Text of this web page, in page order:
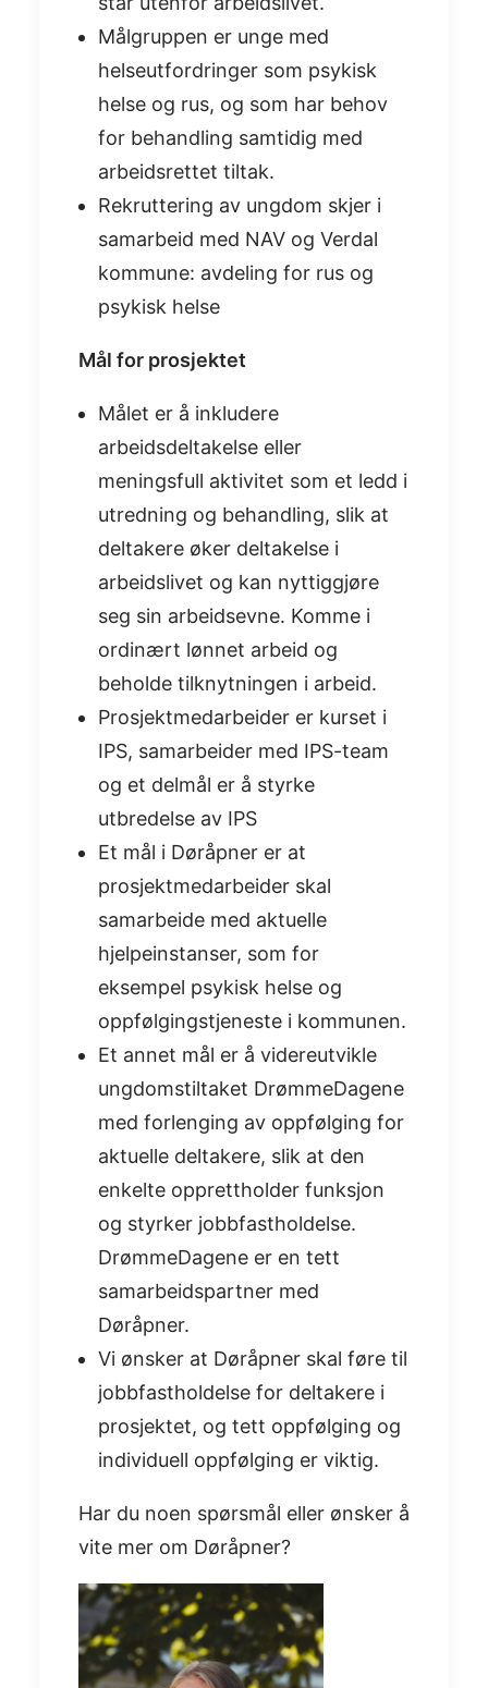
Målgruppen er unge med
helseutfordringer som psykisk
helse og rus, og som har behov
for behandling samtidig med
arbeidsrettet tiltak.
Rekruttering av ungdom skjer i
samarbeid med NAV og Verdal
kommune: avdeling for rus og
psykisk helse
Mål for prosjektet
Målet er å inkludere
arbeidsdeltakelse eller
meningsfull aktivitet som et ledd i
utredning og behandling, slik at
deltakere øker deltakelse i
arbeidslivet og kan nyttiggjøre
seg sin arbeidsevne. Komme i
ordinært lønnet arbeid og
beholde tilknytningen i arbeid.
Prosjektmedarbeider er kurset i
IPS, samarbeider med IPS-team
og et delmål er å styrke
utbredelse av IPS
Et mål i Døråpner er at
prosjektmedarbeider skal
samarbeide med aktuelle
hjelpeinstanser, som for
eksempel psykisk helse og
oppfølgingstjeneste i kommunen.
Et annet mål er å videreutvikle
ungdomstiltaket DrømmeDagene
med forlenging av oppfølging for
aktuelle deltakere, slik at den
enkelte opprettholder funksjon
og styrker jobbfastholdelse.
DrømmeDagene er en tett
samarbeidspartner med
Døråpner.
Vi ønsker at Døråpner skal føre til
jobbfastholdelse for deltakere i
prosjektet, og tett oppfølging og
individuell oppfølging er viktig.
Har du noen spørsmål eller ønsker å
vite mer om Døråpner?